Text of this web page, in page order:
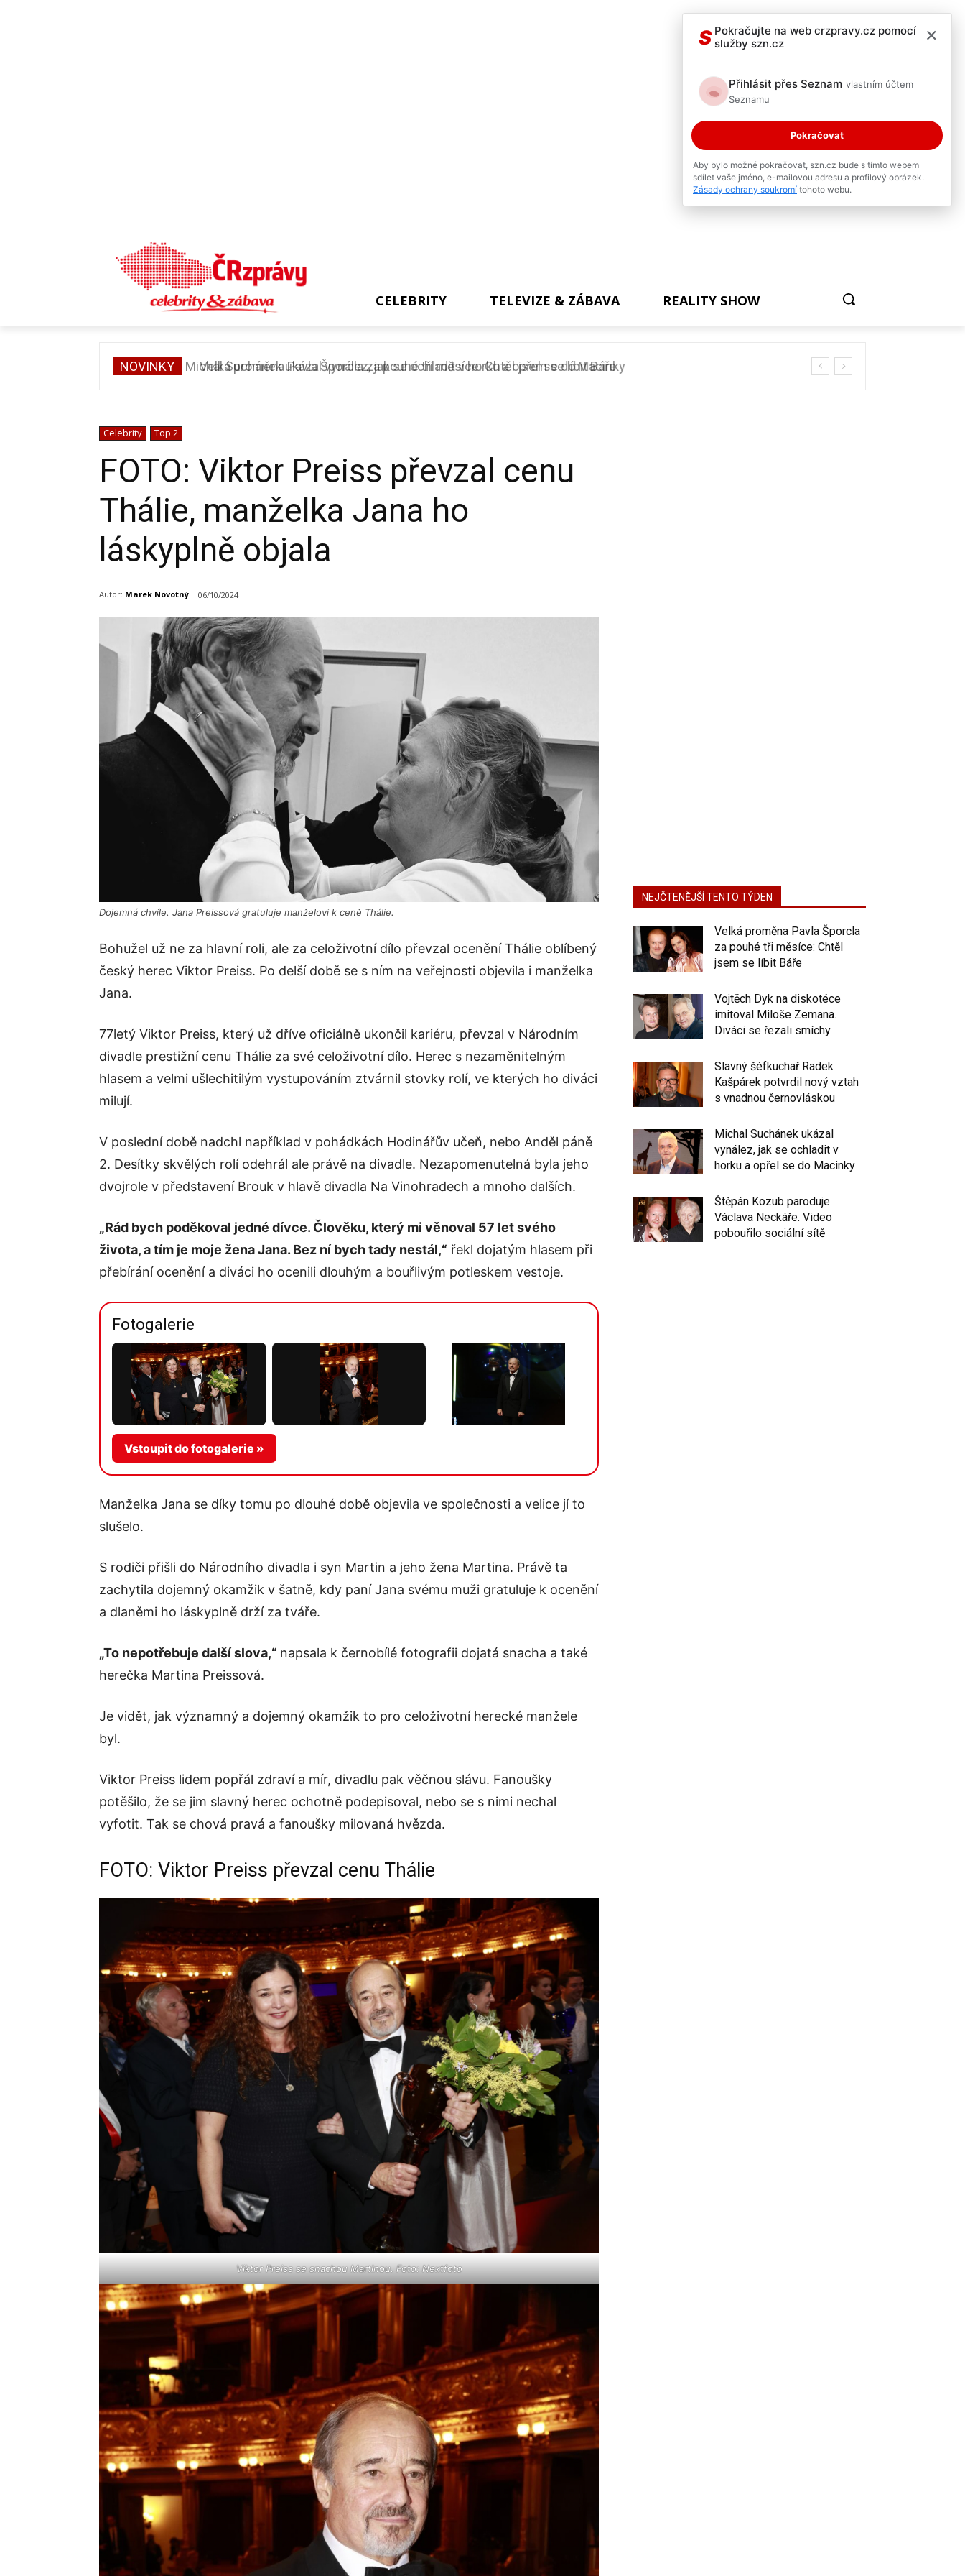
CELEBRITY TELEVIZE & ZÁBAVA REALITY SHOW
NOVINKY Velká proměna Pavla Šporcla za pouhé tři měsíce: Chtěl jsem se líbit Báře
Celebrity Top 2
FOTO: Viktor Preiss převzal cenu
Thálie, manželka Jana ho
láskyplně objala
Autor: Marek Novotný 06/10/2024
Dojemná chvíle. Jana Preissová gratuluje manželovi k ceně Thálie.
Bohužel už ne za hlavní roli, ale za celoživotní dílo převzal ocenění Thálie oblíbený
český herec Viktor Preiss. Po delší době se s ním na veřejnosti objevila i manželka
Jana.
77letý Viktor Preiss, který už dříve oficiálně ukončil kariéru, převzal v Národním
divadle prestižní cenu Thálie za své celoživotní dílo. Herec s nezaměnitelným
hlasem a velmi ušlechitilým vystupováním ztvárnil stovky rolí, ve kterých ho diváci
milují.
V poslední době nadchl například v pohádkách Hodinářův učeň, nebo Anděl páně
2. Desítky skvělých rolí odehrál ale právě na divadle. Nezapomenutelná byla jeho
dvojrole v představení Brouk v hlavě divadla Na Vinohradech a mnoho dalších.
„Rád bych poděkoval jedné dívce. Člověku, který mi věnoval 57 let svého
života, a tím je moje žena Jana. Bez ní bych tady nestál,“ řekl dojatým hlasem při
přebírání ocenění a diváci ho ocenili dlouhým a bouřlivým potleskem vestoje.
Fotogalerie
Vstoupit do fotogalerie »
Manželka Jana se díky tomu po dlouhé době objevila ve společnosti a velice jí to
slušelo.
S rodiči přišli do Národního divadla i syn Martin a jeho žena Martina. Právě ta
zachytila dojemný okamžik v šatně, kdy paní Jana svému muži gratuluje k ocenění
a dlaněmi ho láskyplně drží za tváře.
„To nepotřebuje další slova,“ napsala k černobílé fotografii dojatá snacha a také
herečka Martina Preissová.
Je vidět, jak významný a dojemný okamžik to pro celoživotní herecké manžele
byl.
Viktor Preiss lidem popřál zdraví a mír, divadlu pak věčnou slávu. Fanoušky
potěšilo, že se jim slavný herec ochotně podepisoval, nebo se s nimi nechal
vyfotit. Tak se chová pravá a fanoušky milovaná hvězda.
FOTO: Viktor Preiss převzal cenu Thálie
Viktor Preiss se snachou Martinou. Foto: Nextfoto
NEJČTENĚJŠÍ TENTO TÝDEN
Velká proměna Pavla Šporcla
za pouhé tři měsíce: Chtěl
jsem se líbit Báře
Vojtěch Dyk na diskotéce
imitoval Miloše Zemana.
Diváci se řezali smíchy
Slavný šéfkuchař Radek
Kašpárek potvrdil nový vztah
s vnadnou černovláskou
Michal Suchánek ukázal
vynález, jak se ochladit v
horku a opřel se do Macinky
Štěpán Kozub paroduje
Václava Neckáře. Video
pobouřilo sociální sítě
S Pokračujte na web crzpravy.cz pomocí
služby szn.cz
×
Přihlásit přes Seznam vlastním účtem
Seznamu
Pokračovat
Aby bylo možné pokračovat, szn.cz bude s tímto webem
sdílet vaše jméno, e-mailovou adresu a profilový obrázek.
Zásady ochrany soukromí tohoto webu.